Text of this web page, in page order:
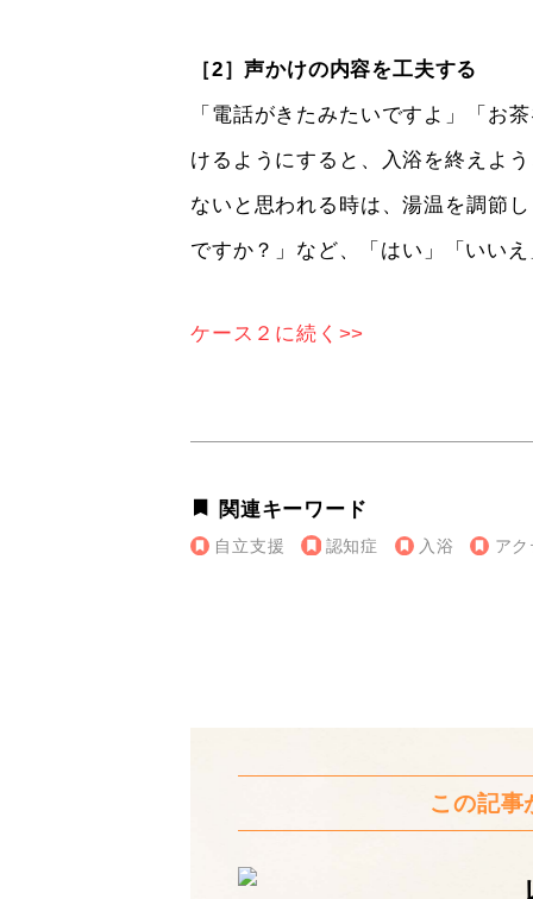
［2］声かけの内容を工夫する
「電話がきたみたいですよ」「お
けるようにすると、入浴を終えよ
ないと思われる時は、湯温を調節
ですか？」など、「はい」「いい
ケース２に続く>>
関連キーワード
自立支援 認知症 入浴 ア
この記事